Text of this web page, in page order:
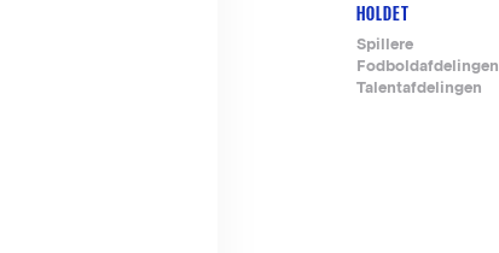
Footer-
menu
HOLDET
Spillere
Fodboldafdelingen
Talentafdelingen